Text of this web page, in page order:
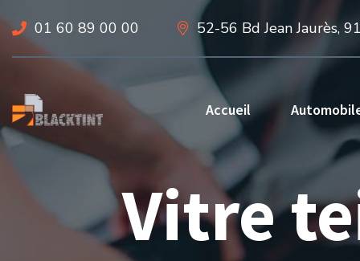
01 60 89 00 00 52-56 Bd Jean Jaurès,
Accueil
Vitre